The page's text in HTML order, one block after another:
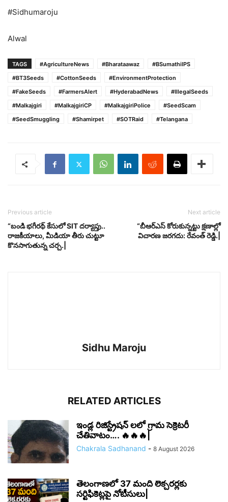
#Sidhumaroju
Alwal
TAGS #AgricultureNews #Bharataawaz
#BSumathiIPS
#BT3Seeds
#CottonSeeds
#EnvironmentProtection
#FakeSeeds
#FarmersAlert #HyderabadNews
#IllegalSeeds
#Malkajgiri
#MalkajgiriCP #MalkajgiriPolice
#SeedScam
#SeedSmuggling
#Shamirpet #SOTRaid #Telangana
Previous article
“బండి భగీరథ్ కేసులో SIT దర్యాప్తు..
రాజకీయాలు, మీడియా తీరు చుట్టూ
కొనసాగుతున్న చర్చ.|
Next article
“బీఆర్ఎస్ కోరుకున్నట్టు క్షణాల్లో
విచారణ జరగదు: రేవంత్ రెడ్డి.|
Sidhu Maroju
RELATED ARTICLES
ఇండ్ల రిజిస్ట్రేషన్ లలో గ్రామ సెక్రెటరీ
చేతివాటం…. 🔥🔥🔥|
Chakrala Sadhanand - 8 August 2026
తెలంగాణలో 37 మంది లెక్చరర్లకు
సర్టిఫికెట్లపై నోటీసులు|